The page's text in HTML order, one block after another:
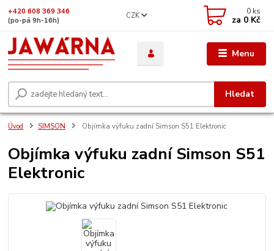
Menu
CZK
Hledat
+420 608 369 346
(po-pá 9h-16h)
0 ks
za 0 Kč
Úvod SIMSON Objímka výfuku zadní Simson S51 Elektronic
Objímka výfuku zadní Simson S51
Elektronic